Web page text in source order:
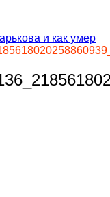
и как умер